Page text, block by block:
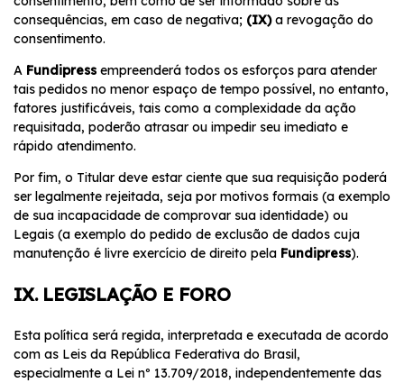
consequências, em caso de negativa; (IX)a revogação do
consentimento.
A Fundipress empreenderá todos os esforços para atender
tais pedidos no menor espaço de tempo possível, no entanto,
fatores justificáveis, tais como a complexidade da ação
requisitada, poderão atrasar ou impedir seu imediato e
rápido atendimento.
Por fim, o Titular deve estar ciente que sua requisição poderá
ser legalmente rejeitada, seja por motivos formais (a exemplo
de sua incapacidade de comprovar sua identidade) ou
Legais (a exemplo do pedido de exclusão de dados cuja
manutenção é livre exercício de direito pela Fundipress).
IX. LEGISLAÇÃO E FORO
Esta política será regida, interpretada e executada de acordo
com as Leis da República Federativa do Brasil,
especialmente a Lei nº 13.709/2018, independentemente das